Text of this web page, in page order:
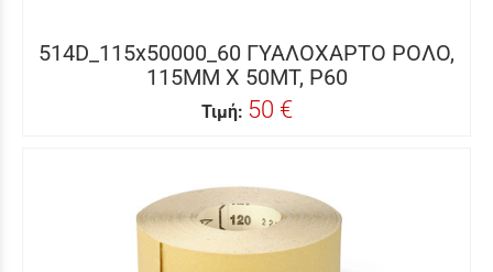
514D_115x50000_60 ΓΥΑΛΟΧΑΡΤΟ ΡΟΛΟ,
115MM X 50MΤ, P60
Τιμή: 50 €